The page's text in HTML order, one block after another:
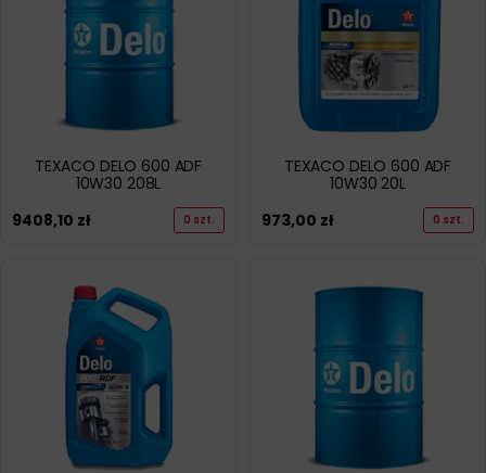
TEXACO DELO 600 ADF
10W30 208L
9408,10 zł 0 szt.
TEXACO DELO 600 ADF
10W30 20L
973,00 zł 0 szt.